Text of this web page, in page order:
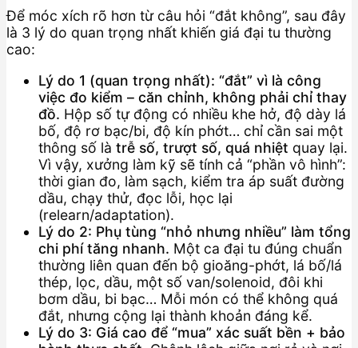
Để móc xích rõ hơn từ câu hỏi “đắt không”, sau đây
là 3 lý do quan trọng nhất khiến giá đại tu thường
cao:
Lý do 1 (quan trọng nhất): “đắt” vì là công
việc đo kiểm – căn chỉnh, không phải chỉ thay
đồ. Hộp số tự động có nhiều khe hở, độ dày lá
bố, độ rơ bạc/bi, độ kín phớt… chỉ cần sai một
thông số là trễ số, trượt số, quá nhiệt quay lại.
Vì vậy, xưởng làm kỹ sẽ tính cả “phần vô hình”:
thời gian đo, làm sạch, kiểm tra áp suất đường
dầu, chạy thử, đọc lỗi, học lại
(relearn/adaptation).
Lý do 2: Phụ tùng “nhỏ nhưng nhiều” làm tổng
chi phí tăng nhanh. Một ca đại tu đúng chuẩn
thường liên quan đến bộ gioăng-phớt, lá bố/lá
thép, lọc, dầu, một số van/solenoid, đôi khi
bơm dầu, bi bạc… Mỗi món có thể không quá
đắt, nhưng cộng lại thành khoản đáng kể.
Lý do 3: Giá cao để “mua” xác suất bền + bảo